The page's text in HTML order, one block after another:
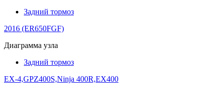
Задний тормоз
2016 (ER650FGF)
Диаграмма узла
Задний тормоз
EX-4,GPZ400S,Ninja 400R,EX400